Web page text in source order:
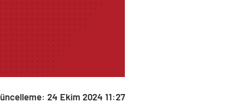
24 Ekim 2024 11:27